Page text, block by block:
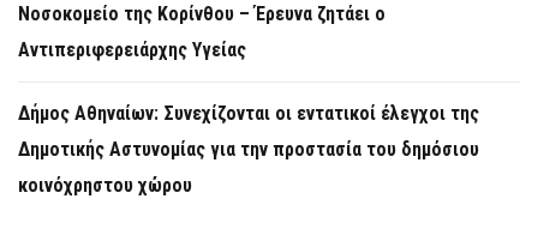
Νοσοκομείο της Κορίνθου – Έρευνα ζητάει ο
Αντιπεριφερειάρχης Υγείας
Δήμος Αθηναίων: Συνεχίζονται οι εντατικοί έλεγχοι της
Δημοτικής Αστυνομίας για την προστασία του δημόσιου
κοινόχρηστου χώρου